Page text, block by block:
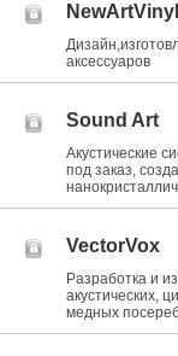
NewArtVinyl
аксессуаров
Sound Art
Акустические
под заказ,
VectorVox
Разработка и
акустических,
медных